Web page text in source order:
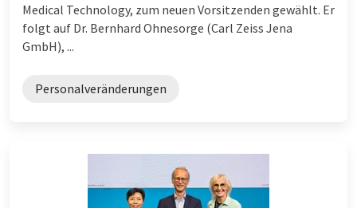
Medical Technology, zum neuen Vorsitzenden gewählt. Er
folgt auf Dr. Bernhard Ohnesorge (Carl Zeiss Jena
GmbH), ...
Personalveränderungen